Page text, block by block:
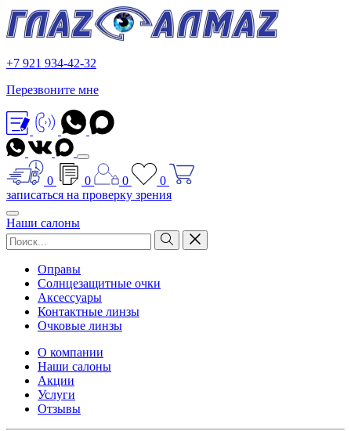
+7 921 934-42-32
Перезвоните мне
0 0 0
0
записаться на проверку зрения
Наши салоны
Оправы
Солнцезащитные очки
Аксессуары
Контактные линзы
Очковые линзы
О компании
Наши салоны
Акции
Услуги
Отзывы